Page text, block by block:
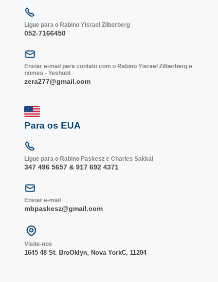
Ligue para o Rabino Yisrael Zilberberg
052-7166450
Enviar e-mail para contato com o Rabino Yisrael Zilberberg e
nomes - Yeshuot
zera277@gmail.com
Para os EUA
Ligue para o Rabino Paskesz e Charles Sakkal
347 496 5657 & 917 692 4371
Enviar e-mail
mbpaskesz@gmail.com
Visite-nos
1645 48 St. BroOklyn, Nova YorkC, 11204